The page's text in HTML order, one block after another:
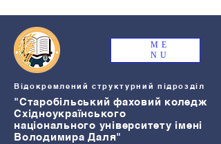
ME
NU
Відокремлений структурний підрозділ
"Старобільський фаховий коледж
Східноукраїнського
національного університету імені
Володимира Даля"